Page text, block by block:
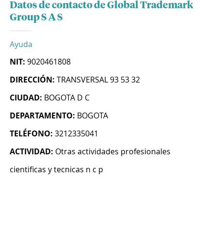
Datos de contacto de Global Trademark
Group S A S
Ayuda
NIT: 9020461808
DIRECCIÓN: TRANSVERSAL 93 53 32
CIUDAD: BOGOTA D C
DEPARTAMENTO: BOGOTA
TELÉFONO: 3212335041
ACTIVIDAD: Otras actividades profesionales
cientificas y tecnicas n c p